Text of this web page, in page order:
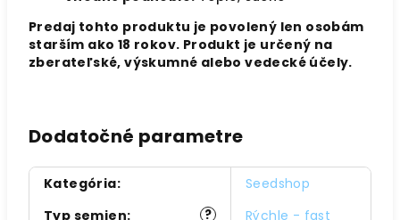
Predaj tohto produktu je povolený len osobám
starším ako 18 rokov. Produkt je určený na
zberateľské, výskumné alebo vedecké účely.
Dodatočné parametre
Kategória:
Seedshop
?
Typ semien:
Rýchle - fast